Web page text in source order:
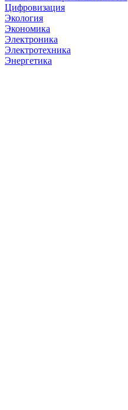
Цифровизация
Экология
Экономика
Электроника
Электротехника
Энергетика